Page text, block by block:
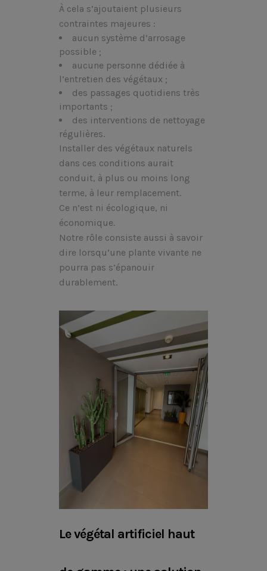
À cela s’ajoutaient plusieurs
contraintes majeures :
aucun système d’arrosage
possible ;
aucune personne dédiée à
l’entretien des végétaux ;
des passages quotidiens très
importants ;
des interventions de nettoyage
régulières.
Installer des végétaux naturels
dans ces conditions aurait
conduit, à plus ou moins long
terme, à leur remplacement.
Ce n’est ni écologique, ni
économique.
Notre rôle consiste aussi à savoir
dire lorsqu’une plante vivante ne
pourra pas s’épanouir
durablement.
Le végétal artificiel haut